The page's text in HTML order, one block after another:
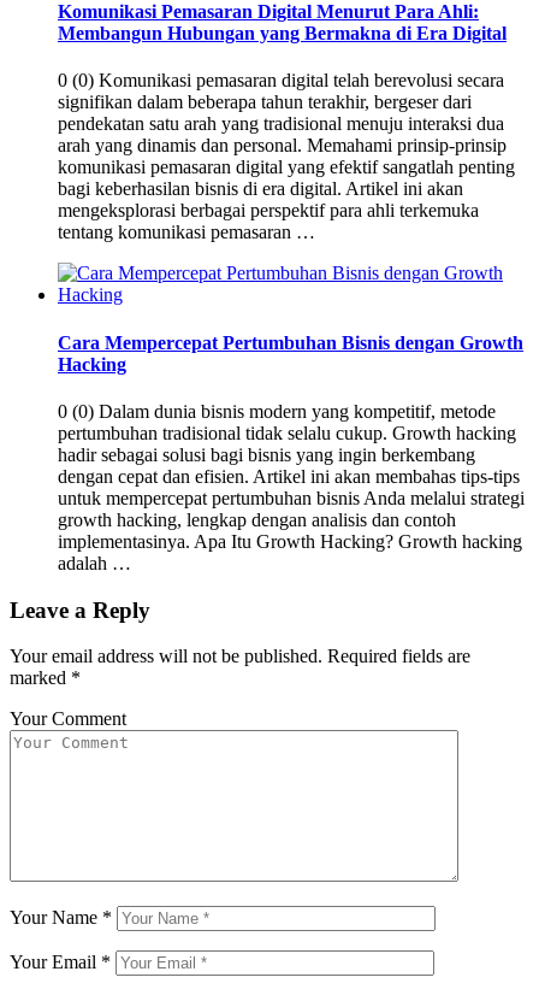
Komunikasi Pemasaran Digital Menurut Para Ahli:
Membangun Hubungan yang Bermakna di Era Digital
0 (0) Komunikasi pemasaran digital telah berevolusi secara
signifikan dalam beberapa tahun terakhir, bergeser dari
pendekatan satu arah yang tradisional menuju interaksi dua
arah yang dinamis dan personal. Memahami prinsip-prinsip
komunikasi pemasaran digital yang efektif sangatlah penting
bagi keberhasilan bisnis di era digital. Artikel ini akan
mengeksplorasi berbagai perspektif para ahli terkemuka
tentang komunikasi pemasaran …
Cara Mempercepat Pertumbuhan Bisnis dengan Growth
Hacking
0 (0) Dalam dunia bisnis modern yang kompetitif, metode
pertumbuhan tradisional tidak selalu cukup. Growth hacking
hadir sebagai solusi bagi bisnis yang ingin berkembang
dengan cepat dan efisien. Artikel ini akan membahas tips-tips
untuk mempercepat pertumbuhan bisnis Anda melalui strategi
growth hacking, lengkap dengan analisis dan contoh
implementasinya. Apa Itu Growth Hacking? Growth hacking
adalah …
Leave a Reply
Your email address will not be published. Required fields are
marked *
Your Comment
Your Name *
Your Email *